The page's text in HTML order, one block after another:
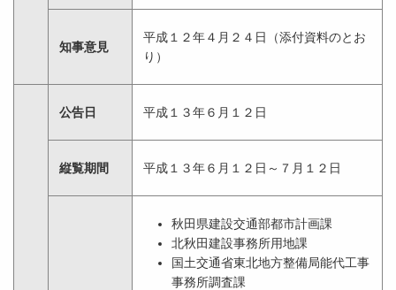
知事意見
平成１２年４月２４日（添付資料のとお
り）
公告日 平成１３年６月１２日
縦覧期間 平成１３年６月１２日～７月１２日
秋田県建設交通部都市計画課
北秋田建設事務所用地課
国土交通省東北地方整備局能代工事
事務所調査課